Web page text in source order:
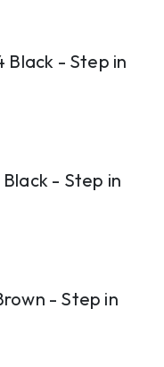
Black - Step in
- Step in
- Step in